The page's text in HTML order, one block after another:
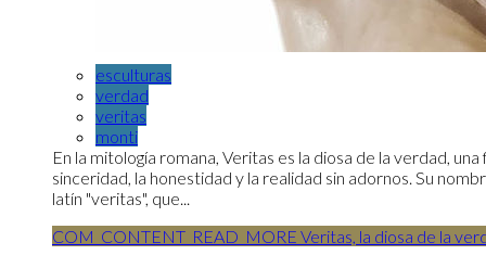
esculturas
verdad
veritas
monti
En la mitología romana, Veritas es la diosa de la verdad,
sinceridad, la honestidad y la realidad sin adornos. Su
latín "veritas", que...
COM_CONTENT_READ_MORE Veritas, la diosa de la